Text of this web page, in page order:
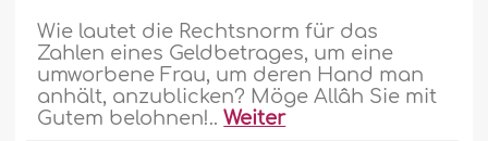
Wie lautet die Rechtsnorm für das
Zahlen eines Geldbetrages, um eine
umworbene Frau, um deren Hand man
anhält, anzublicken? Möge Allâh Sie mit
Gutem belohnen!..Weiter